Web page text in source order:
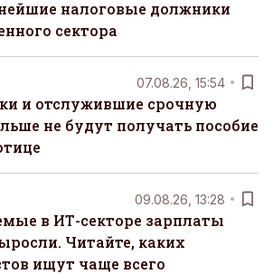
налоговые должники
сектора
07.08.26, 15:54
и отслужившие срочную
не будут получать пособие
09.08.26, 13:28
в ИТ-секторе зарплаты
Читайте, каких
ищут чаще всего